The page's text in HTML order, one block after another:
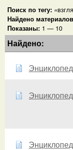
Поиск по тегу:
Найдено
Показаны: 1 — 10
Найдено: